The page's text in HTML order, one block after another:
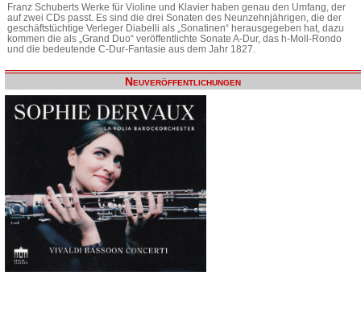
Franz Schuberts Werke für Violine und Klavier haben genau den Umfang, der
auf zwei CDs passt. Es sind die drei Sonaten des Neunzehnjährigen, die der
geschäftstüchtige Verleger Diabelli als „Sonatinen“ herausgegeben hat, dazu
kommen die als „Grand Duo“ veröffentlichte Sonate A-Dur, das h-Moll-Rondo
und die bedeutende C-Dur-Fantasie aus dem Jahr 1827.
Neuveröffentlichungen